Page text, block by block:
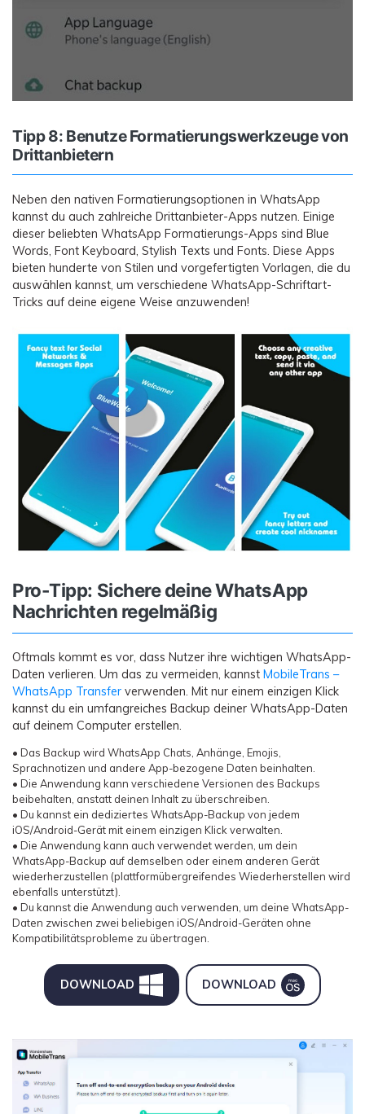
Tipp 8: Benutze Formatierungswerkzeuge von
Drittanbietern
Neben den nativen Formatierungsoptionen in WhatsApp
kannst du auch zahlreiche Drittanbieter-Apps nutzen. Einige
dieser beliebten WhatsApp Formatierungs-Apps sind Blue
Words, Font Keyboard, Stylish Texts und Fonts. Diese Apps
bieten hunderte von Stilen und vorgefertigten Vorlagen, die du
auswählen kannst, um verschiedene WhatsApp-Schriftart-
Tricks auf deine eigene Weise anzuwenden!
Pro-Tipp: Sichere deine WhatsApp
Nachrichten regelmäßig
Oftmals kommt es vor, dass Nutzer ihre wichtigen WhatsApp-
Daten verlieren. Um das zu vermeiden, kannst MobileTrans –
WhatsApp Transfer verwenden. Mit nur einem einzigen Klick
kannst du ein umfangreiches Backup deiner WhatsApp-Daten
auf deinem Computer erstellen.
• Das Backup wird WhatsApp Chats, Anhänge, Emojis,
Sprachnotizen und andere App-bezogene Daten beinhalten.
• Die Anwendung kann verschiedene Versionen des Backups
beibehalten, anstatt deinen Inhalt zu überschreiben.
• Du kannst ein dediziertes WhatsApp-Backup von jedem
iOS/Android-Gerät mit einem einzigen Klick verwalten.
• Die Anwendung kann auch verwendet werden, um dein
WhatsApp-Backup auf demselben oder einem anderen Gerät
wiederherzustellen (plattformübergreifendes Wiederherstellen wird
ebenfalls unterstützt).
• Du kannst die Anwendung auch verwenden, um deine WhatsApp-
Daten zwischen zwei beliebigen iOS/Android-Geräten ohne
Kompatibilitätsprobleme zu übertragen.
DOWNLOAD DOWNLOAD